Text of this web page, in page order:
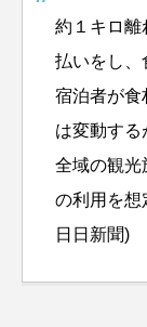
約１キロ離
払いをし、
宿泊者が食
は変動す
全域の観光
の利用を想
日日新聞)